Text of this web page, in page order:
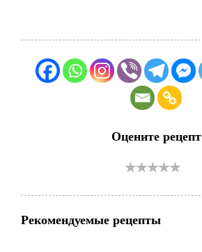
Оцените рецепт
Рекомендуемые рецепты